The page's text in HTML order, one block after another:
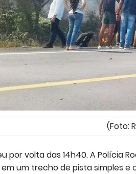
(Foto:
por volta das 14h40. A Polícia
em um trecho de pista simples